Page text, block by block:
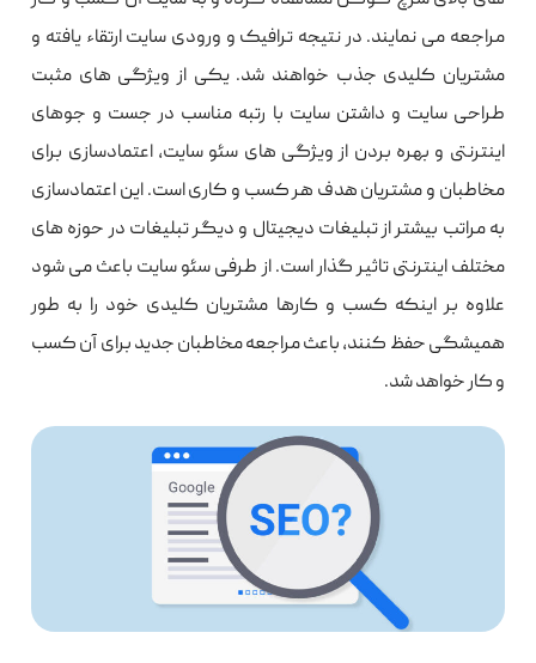
مراجعه می نمایند. در نتیجه ترافیک و ورودی سایت ارتقاء یافته و
مشتریان کلیدی جذب خواهند شد. یکی از ویژگی های مثبت
طراحی سایت و داشتن سایت با رتبه مناسب در جست و جوهای
اینترنتی و بهره بردن از ویژگی های سئو سایت، اعتمادسازی برای
مخاطبان و مشتریان هدف هر کسب و کاری است. این اعتمادسازی
به مراتب بیشتر از تبلیغات دیجیتال و دیگر تبلیغات در حوزه های
مختلف اینترنتی تاثیر گذار است. از طرفی سئو سایت باعث می شود
علاوه بر اینکه کسب و کارها مشتریان کلیدی خود را به طور
همیشگی حفظ کنند، باعث مراجعه مخاطبان جدید برای آن کسب
و کار خواهد شد.